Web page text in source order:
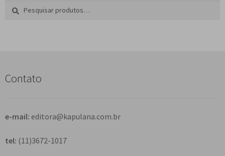
Pesquisar
a
Contato
e-mail: editora@kapulana.com.br
tel: (11)3672-1017